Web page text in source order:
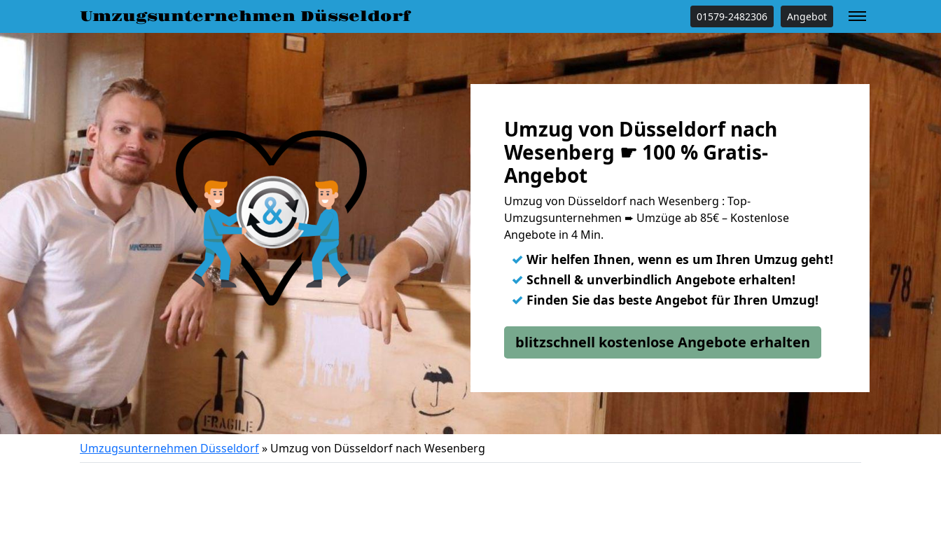
Umzugsunternehmen Düsseldorf 01579-2482306 Angebot
Umzug von Düsseldorf nach
Wesenberg ☛ 100 % Gratis-
Angebot
Umzug von Düsseldorf nach Wesenberg : Top-
Umzugsunternehmen ➨ Umzüge ab 85€ – Kostenlose
Angebote in 4 Min.
✓ Wir helfen Ihnen, wenn es um Ihren Umzug geht!
✓ Schnell & unverbindlich Angebote erhalten!
✓ Finden Sie das beste Angebot für Ihren Umzug!
blitzschnell kostenlose Angebote erhalten
Umzugsunternehmen Düsseldorf» Umzug von Düsseldorf nach Wesenberg